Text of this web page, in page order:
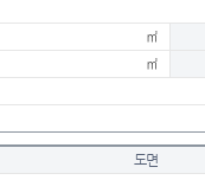
㎡
㎡
도면